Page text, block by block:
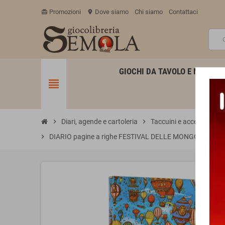
card_giftcard Promozioni location_on Dove siamo Chi siamo Contattaci
view_headline
GIOCHI DA TAVOLO E
chevron_right Diari, agende e cartoleria chevron_right
Taccuini e accessori
chevron_right
DIARIO pagine a righe FESTIVAL DELLE